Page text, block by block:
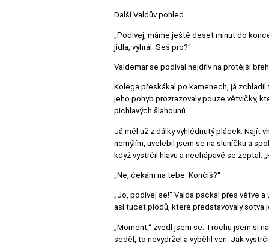
Další Valdův pohled.
„Podívej, máme ještě deset minut do
jídla, vyhrál. Seš pro?“
Valdemar se podíval nejdřív na protější
Kolega přeskákal po kamenech, já
jeho pohyb prozrazovaly pouze větvičky,
pichlavých šlahounů.
Já měl už z dálky vyhlédnutý plácek. Najít
nemýlím, uvelebil jsem se na sluníčku a
když vystrčil hlavu a nechápavě se zeptal:
„Ne, čekám na tebe. Končíš?“
„Jo, podívej se!“ Valda packal přes větve
asi tucet plodů, které představovaly sotva
„Moment,“ zvedl jsem se. Trochu jsem si
seděl, to nevydržel a vyběhl ven. Jak